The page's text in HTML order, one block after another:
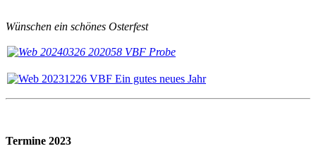
Wünschen ein schönes Osterfest
Termine 2023